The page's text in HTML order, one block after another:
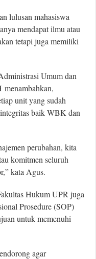
lulusan mahasiswa
mendapat ilmu atau
tetapi juga memiliki
Umum dan
unit yang sudah
baik WBK dan
perubahan, kita
komitmen seluruh
kata Agus.
Hukum UPR juga
Prosedure (SOP)
untuk memenuhi
agar